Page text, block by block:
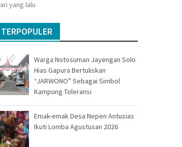
yang lalu
Warga Notosuman Jayengan Solo
Hias Gapura Bertuliskan
“JARWONO” Sebagai Simbol
Kampung Toleransi
Emak-emak Desa Nepen Antusias
Ikuti Lomba Agustusan 2026